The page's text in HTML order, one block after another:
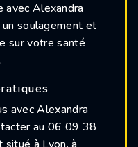
avec Alexandra
soulagement et
sur votre santé
avec Alexandra
au 06 09 38